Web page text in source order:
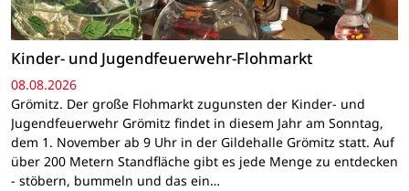
Kinder- und Jugendfeuerwehr-Flohmarkt
08.08.2026
Grömitz. Der große Flohmarkt zugunsten der Kinder- und
Jugendfeuerwehr Grömitz findet in diesem Jahr am Sonntag,
dem 1. November ab 9 Uhr in der Gildehalle Grömitz statt. Auf
über 200 Metern Standfläche gibt es jede Menge zu entdecken
- stöbern, bummeln und das ein…